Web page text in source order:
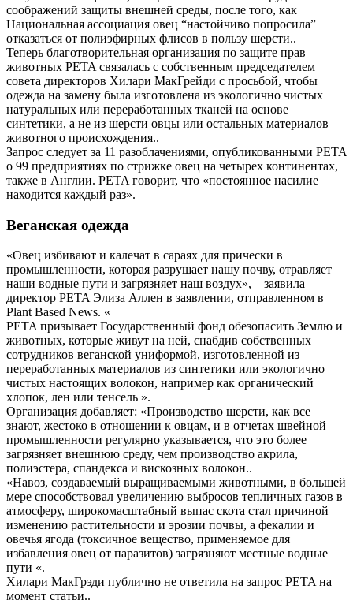
соображений защиты внешней среды, после того, как
Национальная ассоциация овец “настойчиво попросила”
отказаться от полиэфирных флисов в пользу шерсти..
Теперь благотворительная организация по защите прав
животных PETA связалась с собственным председателем
совета директоров Хилари МакГрейди с просьбой, чтобы
одежда на замену была изготовлена из экологично чистых
натуральных или переработанных тканей на основе
синтетики, а не из шерсти овцы или остальных материалов
животного происхождения..
Запрос следует за 11 разоблачениями, опубликованными PETA
о 99 предприятиях по стрижке овец на четырех континентах,
также в Англии. PETA говорит, что «постоянное насилие
находится каждый раз».
Веганская одежда
«Овец избивают и калечат в сараях для прически в
промышленности, которая разрушает нашу почву, отравляет
наши водные пути и загрязняет наш воздух», – заявила
директор PETA Элиза Аллен в заявлении, отправленном в
Plant Based News. «
PETA призывает Государственный фонд обезопасить Землю и
животных, которые живут на ней, снабдив собственных
сотрудников веганской униформой, изготовленной из
переработанных материалов из синтетики или экологично
чистых настоящих волокон, например как органический
хлопок, лен или тенсель ».
Организация добавляет: «Производство шерсти, как все
знают, жестоко в отношении к овцам, и в отчетах швейной
промышленности регулярно указывается, что это более
загрязняет внешнюю среду, чем производство акрила,
полиэстера, спандекса и вискозных волокон..
«Навоз, создаваемый выращиваемыми животными, в большей
мере способствовал увеличению выбросов тепличных газов в
атмосферу, широкомасштабный выпас скота стал причиной
изменению растительности и эрозии почвы, а фекалии и
овечья ягода (токсичное вещество, применяемое для
избавления овец от паразитов) загрязняют местные водные
пути «.
Хилари МакГрэди публично не ответила на запрос PETA на
момент статьи..